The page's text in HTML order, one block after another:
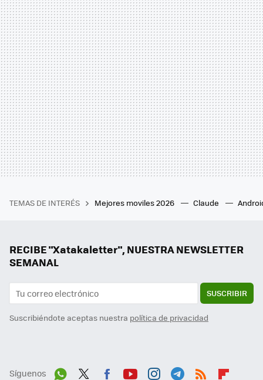
TEMAS DE INTERÉS Mejores moviles 2026 Claude
RECIBE "Xatakaletter", NUESTRA NEWSLETTER
SEMANAL
SUSCRIBIR
Suscribiéndote aceptas nuestra política de privacidad
Síguenos